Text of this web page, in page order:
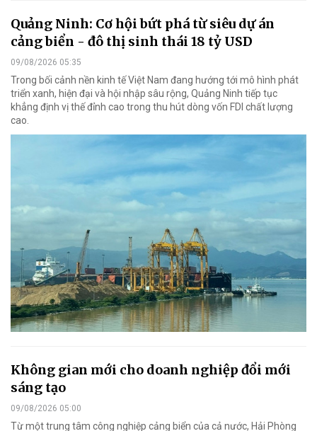
Quảng Ninh: Cơ hội bứt phá từ siêu dự án
cảng biển - đô thị sinh thái 18 tỷ USD
09/08/2026 05:35
Trong bối cảnh nền kinh tế Việt Nam đang hướng tới mô hình phát
triển xanh, hiện đại và hội nhập sâu rộng, Quảng Ninh tiếp tục
khẳng định vị thế đỉnh cao trong thu hút dòng vốn FDI chất lượng
cao.
Không gian mới cho doanh nghiệp đổi mới
sáng tạo
09/08/2026 05:00
Từ một trung tâm công nghiệp cảng biển của cả nước, Hải Phòng